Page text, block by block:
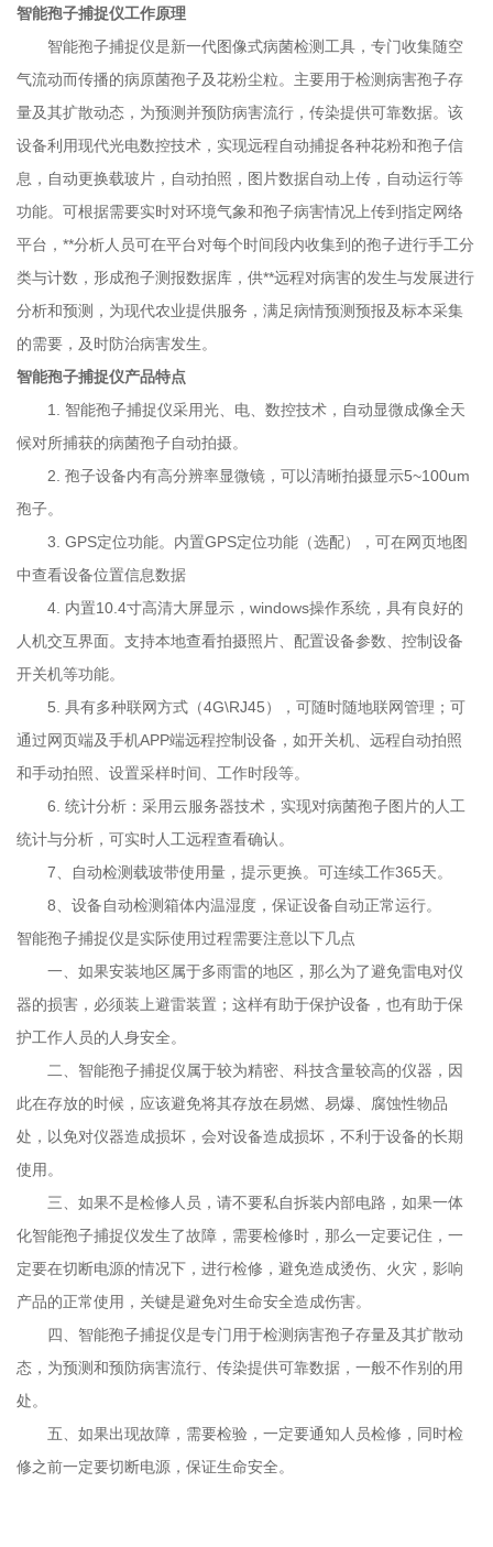
高分辨率显微镜，可以清晰拍摄显示5~100um孢子。
3. GPS定位功能。内置GPS定位功能（选配），可
在网页地图中查看设备位置信息数据4. 内置10.4寸高清大屏显
示，windows操作系统，具有良好的人机交互界
面。支持本地查看拍摄照片、配置设备参数、控
制设备开关机等功能。 5. 具有多种联网方式
（4G\RJ45），可随时随地联网管理；可通过网
页端及手机APP端远程控制设备，如开关机、
远程自动拍照和手动拍照、设置采样时间、工作时段
等。6. 统计分析：采用云服务器技术，实
现对病菌孢子图片的人工统计与分析，可实时人工远程
查看确认。7、自动检测载玻带使用量，提示更
换。可连续工作365天。8、设备自动检测箱体内温
湿度，保证设备自动正常运行。智能孢子捕捉仪是实际使
用过程需要注意以下几点一、如果安装地区属于多雨雷的
地区，那么为了避免雷电对仪器的损害，必须装上避
雷装置；这样有助于保护设备，也有助于保护
工作人员的人身安全。二、智能孢子捕捉仪属于较
为精密、科技含量较高的仪器，因此在存放的时
候，应该避免将其存放在易燃、易爆、腐蚀性
物品处，以免对仪器造成损坏，会对设备造成损
坏，不利于设备的长期使用。三、如果不是检
修人员，请不要私自拆装内部电路，如果一体化智
能孢子捕捉仪发生了故障，需要检修时，那么一
定要记住，一定要在切断电源的情况下，进行检
修，避免造成烫伤、火灾，影响产品的正常使
用，关键是避免对生命安全造成伤害。四、
智能孢子捕捉仪是专门用于检测病害孢子存量及其扩散动
态，为预测和预防病害流行、传染提供可靠数
据，一般不作别的用处。五、如果出现故
障，需要检验，一定要通知人员检修，同时检修之
前一定要切断电源，保证生命安全。
智能孢子捕捉仪工作原理
智能孢子捕捉仪是新一代图像式病菌检测工具，专门收集随空
气流动而传播的病原菌孢子及花粉尘粒。主要用于检测病害孢子存
量及其扩散动态，为预测并预防病害流行，传染提供可靠数据。该
设备利用现代光电数控技术，实现远程自动捕捉各种花粉和孢子信
息，自动更换载玻片，自动拍照，图片数据自动上传，自动运行等
功能。可根据需要实时对环境气象和孢子病害情况上传到指定网络
平台， **分析人员可在平台对每个时间段内收集到的孢子进行手工分
类与计数，形成孢子测报数据库，供**远程对病害的发生与发展进行
分析和预测，为现代农业提供服务，满足病情预测预报及标本采集
的需要，及时防治病害发生。
智能孢子捕捉仪产品特点
1. 智能孢子捕捉仪采用光、电、数控技术，自动显微成像全天
候对所捕获的病菌孢子自动拍摄。
2. 孢子设备内有高分辨率显微镜，可以清晰拍摄显示5~100um
孢子。
3. GPS定位功能。内置GPS定位功能（选配），可在网页地图
中查看设备位置信息数据
4. 内置10.4寸高清大屏显示， windows操作系统，具有良好的
人机交互界面。支持本地查看拍摄照片、配置设备参数、控制设备
开关机等功能。
5. 具有多种联网方式（4G\RJ45），可随时随地联网管理；可
通过网页端及手机APP端远程控制设备，如开关机、远程自动拍照
和手动拍照、设置采样时间、工作时段等。
6. 统计分析：采用云服务器技术，实现对病菌孢子图片的人工
统计与分析，可实时人工远程查看确认。
7 、自动检测载玻带使用量，提示更换。可连续工作365天。
8 、设备自动检测箱体内温湿度，保证设备自动正常运行。
智能孢子捕捉仪是实际使用过程需要注意以下几点
一、如果安装地区属于多雨雷的地区，那么为了避免雷电对仪
器的损害，必须装上避雷装置；这样有助于保护设备，也有助于保
护工作人员的人身安全。
二、智能孢子捕捉仪属于较为精密、科技含量较高的仪器，因
此在存放的时候，应该避免将其存放在易燃、易爆、腐蚀性物品
处，以免对仪器造成损坏，会对设备造成损坏，不利于设备的长期
使用。
三、如果不是检修人员，请不要私自拆装内部电路，如果一体
化智能孢子捕捉仪发生了故障，需要检修时，那么一定要记住，一
定要在切断电源的情况下，进行检修，避免造成烫伤、火灾，影响
产品的正常使用，关键是避免对生命安全造成伤害。
四、智能孢子捕捉仪是专门用于检测病害孢子存量及其扩散动
态，为预测和预防病害流行、传染提供可靠数据，一般不作别的用
处。
五、如果出现故障，需要检验，一定要通知人员检修，同时检
修之前一定要切断电源，保证生命安全。